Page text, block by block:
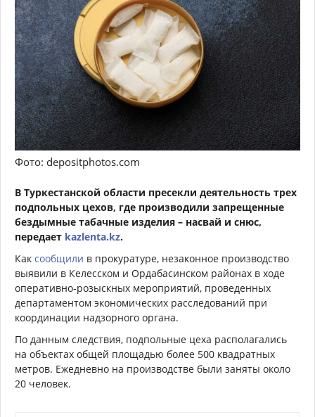
Фото: depositphotos.com
В Туркестанской области пресекли деятельность трех
подпольных цехов, где производили запрещенные
бездымные табачные изделия – насвай и снюс,
передает kazlenta.kz.
Как сообщили в прокуратуре, незаконное производство
выявили в Келесском и Ордабасинском районах в ходе
оперативно-розыскных мероприятий, проведенных
департаментом экономических расследований при
координации надзорного органа.
По данным следствия, подпольные цеха располагались
на объектах общей площадью более 500 квадратных
метров. Ежедневно на производстве были заняты около
20 человек.